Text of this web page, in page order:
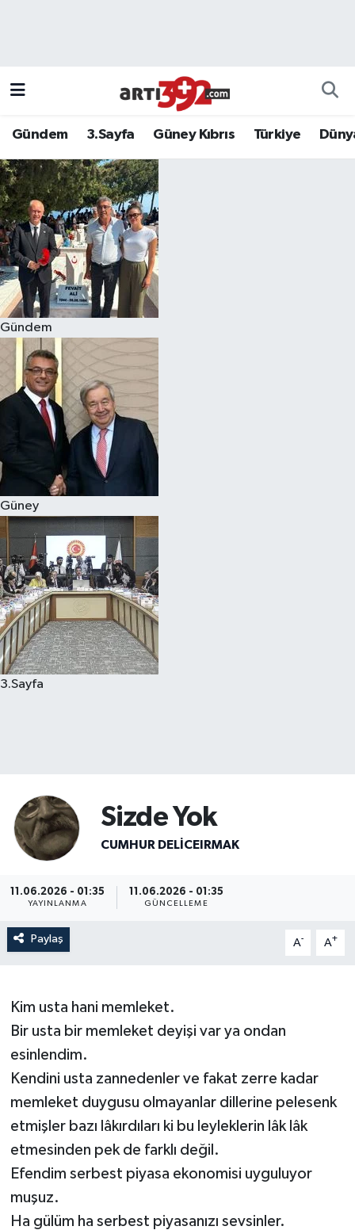
Gündem 3.Sayfa Güney Kıbrıs Türkiye
Gündem
Güney
3.Sayfa
Sizde Yok
CUMHUR DELICEIRMAK
11.06.2026 - 01:35
YAYINLANMA
11.06.2026 - 01:35
GÜNCELLEME
Paylaş A- A+
Kim usta hani memleket.
Bir usta bir memleket deyişi var ya ondan
esinlendim.
Kendini usta zannedenler ve fakat zerre kadar
memleket duygusu olmayanlar dillerine pelesenk
etmişler bazı lâkırdıları ki bu leyleklerin lâk lâk
etmesinden pek de farklı değil.
Efendim serbest piyasa ekonomisi uyguluyor
muşuz.
Ha gülüm ha serbest piyasanızı sevsinler.